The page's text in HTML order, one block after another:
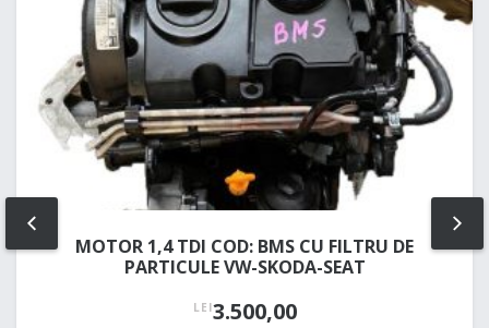
MOTOR 1,4 TDI COD: BMS CU FILTRU DE
PARTICULE VW-SKODA-SEAT
LEI3.500,00
PREV